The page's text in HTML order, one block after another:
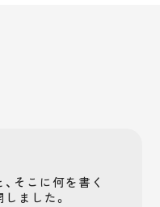
そこに何を書く
ました。